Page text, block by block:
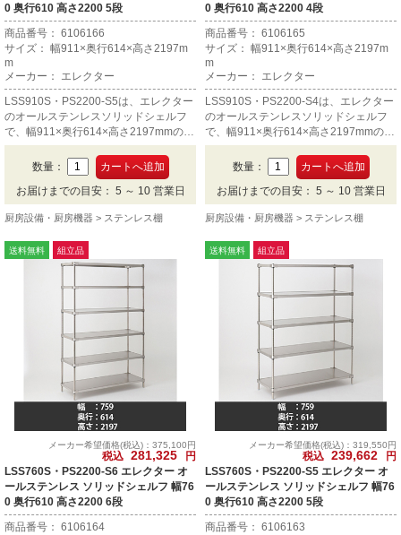
0 奥行610 高さ2200 5段
商品番号： 6106166
サイズ： 幅911×奥行614×高さ2197m
m
メーカー： エレクター
LSS910S・PS2200-S5は、エレクター
のオールステンレスソリッドシェルフ
で、幅911×奥行614×高さ2197mmの5
段です。
数量：
お届けまでの目安： 5 ～ 10 営業日
厨房設備・厨房機器 ステンレス棚
0 奥行610 高さ2200 4段
商品番号： 6106165
サイズ： 幅911×奥行614×高さ2197m
m
メーカー： エレクター
LSS910S・PS2200-S4は、エレクター
のオールステンレスソリッドシェルフ
で、幅911×奥行614×高さ2197mmの4
段です。
数量：
お届けまでの目安： 5 ～ 10 営業日
厨房設備・厨房機器 ステンレス棚
送料無料 組立品
メーカー希望価格(税込)：375,100円
税込 281,325
円
LSS760S・PS2200-S6 エレクター オ
ールステンレス ソリッドシェルフ 幅76
0 奥行610 高さ2200 6段
商品番号： 6106164
送料無料 組立品
メーカー希望価格(税込)：319,550円
税込 239,662
円
LSS760S・PS2200-S5 エレクター オ
ールステンレス ソリッドシェルフ 幅76
0 奥行610 高さ2200 5段
商品番号： 6106163